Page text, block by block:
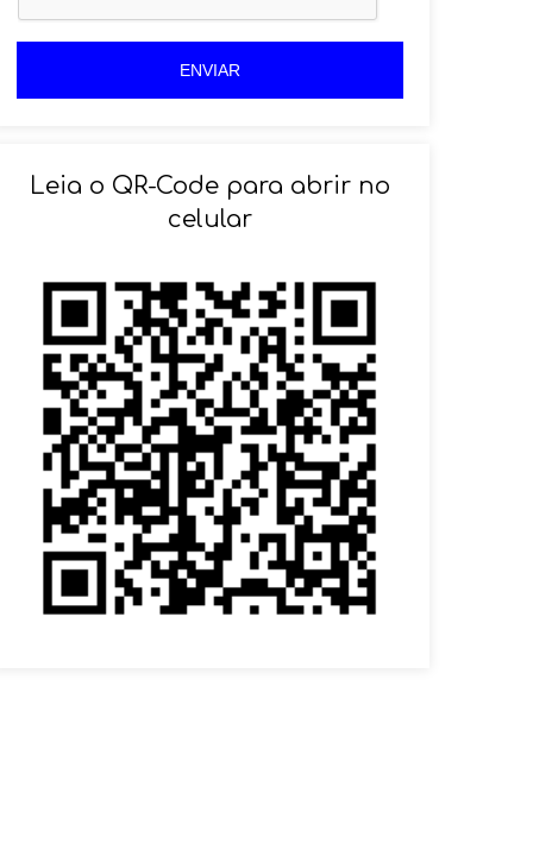
ENVIAR
SOLICITAR AGENDAMENTO
Leia o QR-Code para abrir no
celular